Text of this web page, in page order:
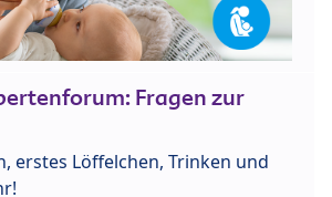
Fragen zur
erstes Löffelchen, Trinken und